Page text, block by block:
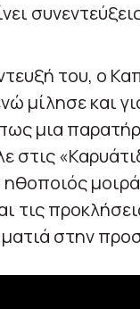
του, ο
μίλησε και
μια
στις
τις
στην